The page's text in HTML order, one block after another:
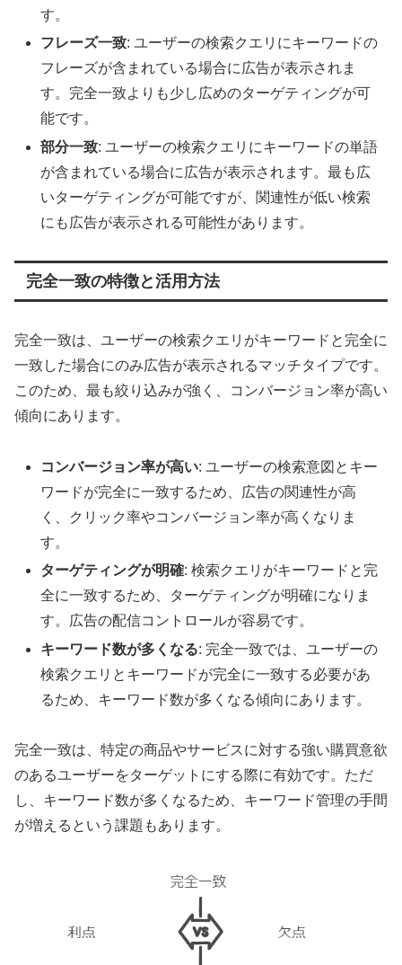
す。
フレーズ一致: ユーザーの検索クエリにキーワードの
フレーズが含まれている場合に広告が表示されま
す。完全一致よりも少し広めのターゲティングが可
能です。
部分一致: ユーザーの検索クエリにキーワードの単語
が含まれている場合に広告が表示されます。最も広
いターゲティングが可能ですが、関連性が低い検索
にも広告が表示される可能性があります。
完全一致の特徴と活用方法
完全一致は、ユーザーの検索クエリがキーワードと完全に
一致した場合にのみ広告が表示されるマッチタイプです。
このため、最も絞り込みが強く、コンバージョン率が高い
傾向にあります。
コンバージョン率が高い: ユーザーの検索意図とキー
ワードが完全に一致するため、広告の関連性が高
く、クリック率やコンバージョン率が高くなりま
す。
ターゲティングが明確: 検索クエリがキーワードと完
全に一致するため、ターゲティングが明確になりま
す。広告の配信コントロールが容易です。
キーワード数が多くなる: 完全一致では、ユーザーの
検索クエリとキーワードが完全に一致する必要があ
るため、キーワード数が多くなる傾向にあります。
完全一致は、特定の商品やサービスに対する強い購買意欲
のあるユーザーをターゲットにする際に有効です。ただ
し、キーワード数が多くなるため、キーワード管理の手間
が増えるという課題もあります。